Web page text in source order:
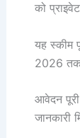
को
यह स्कीम
2026 तक
आवेदन
जानकारी